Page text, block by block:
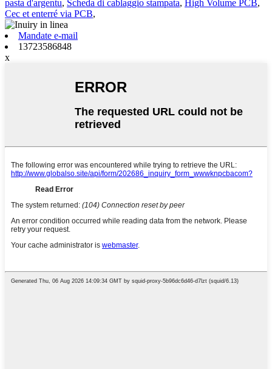
pasta d'argentu, Scheda di cablaggio stampata, High Volume PCB,
Cec et enterré via PCB,
Mandate e-mail
13723586848
x